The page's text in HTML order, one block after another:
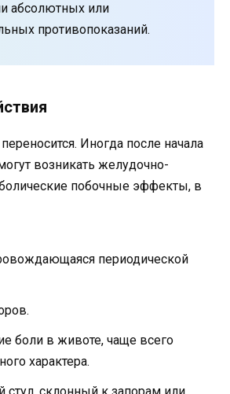
абсолютных или
противопоказаний.
Иногда после начала
возникать желудочно-
побочные эффекты, в
периодической
боли в животе, чаще всего
характера.